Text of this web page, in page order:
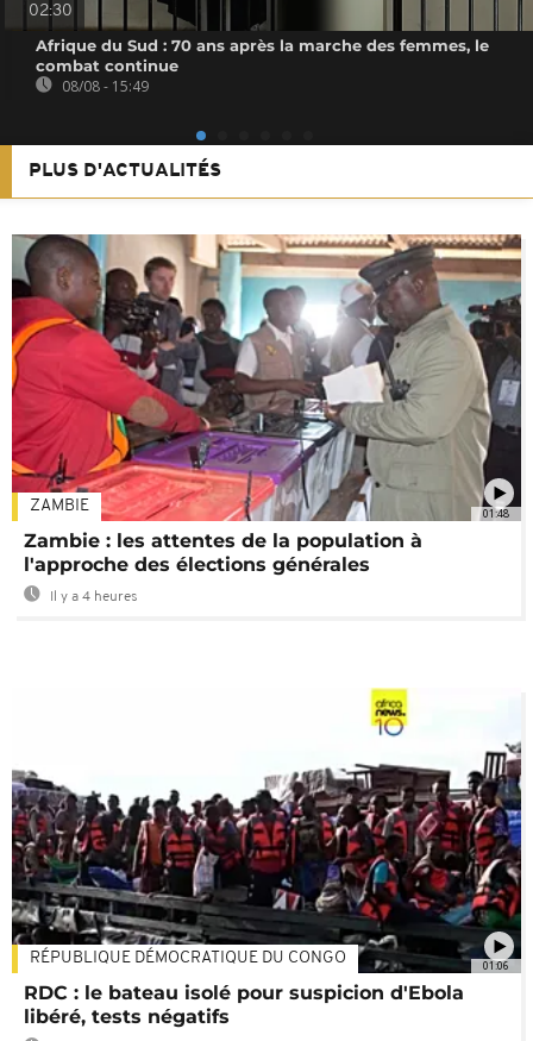
02:30
Afrique du Sud : 70 ans après la marche des femmes, le
combat continue
08/08 - 15:49
PLUS D'ACTUALITÉS
01:48
ZAMBIE
Zambie : les attentes de la population à
l'approche des élections générales
Il y a 4 heures
01:06
RÉPUBLIQUE DÉMOCRATIQUE DU CONGO
RDC : le bateau isolé pour suspicion d'Ebola
libéré, tests négatifs